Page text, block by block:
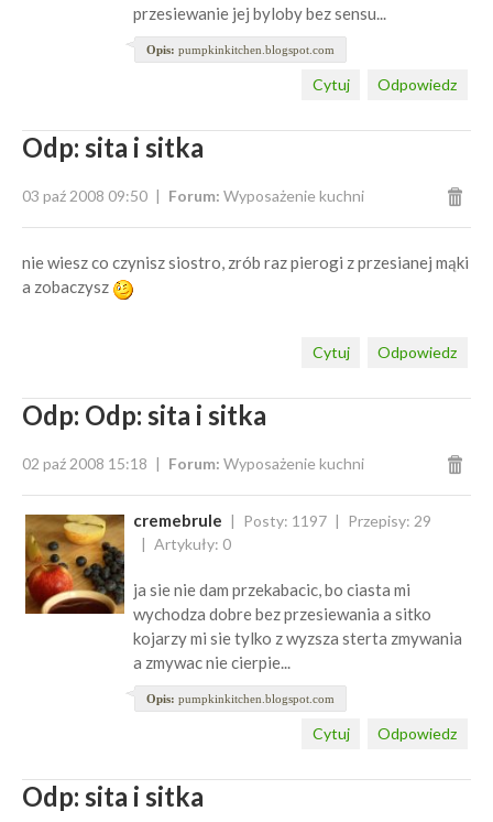
przesiewanie jej byloby bez sensu...
Opis: pumpkinkitchen.blogspot.com
Odpowiedz
Cytuj
Odp: sita i sitka
03 paź 2008 09:50 Forum: Wyposażenie kuchni
nie wiesz co czynisz siostro, zrób raz pierogi z przesianej mąki
a zobaczysz
Odpowiedz
Cytuj
Odp: Odp: sita i sitka
02 paź 2008 15:18 Forum: Wyposażenie kuchni
cremebrule Posty: 1197
Przepisy: 29
Artykuły: 0
ja sie nie dam przekabacic, bo ciasta mi
wychodza dobre bez przesiewania a sitko
kojarzy mi sie tylko z wyzsza sterta zmywania
a zmywac nie cierpie...
Opis: pumpkinkitchen.blogspot.com
Odpowiedz
Cytuj
Odp: sita i sitka